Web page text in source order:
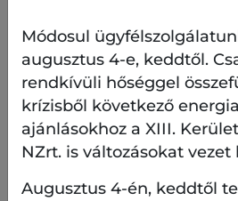
Csepp Színház: ’56
Történelmi performansz két
Film? Színház? Zene? Képi
prózai alkotásaival ötvözve,
Módosul
augusztus 4-e, keddtől.
rendkívüli hőséggel
krízisből következő
ajánlásokhoz a XIII.
NZrt. is változásokat vezet
Augusztus 4-én, keddtől